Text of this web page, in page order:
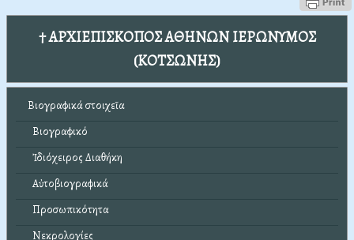
† ΑΡΧΙΕΠΙΣΚΟΠΟΣ ΑΘΗΝΩΝ ΙΕΡΩΝΥΜΟΣ
(ΚΟΤΣΩΝΗΣ)
Βιογραφικά στοιχεῖα
Βιογραφικό
Ἰδιόχειρος Διαθήκη
Αὐτοβιογραφικά
Προσωπικότητα
Νεκρολογίες